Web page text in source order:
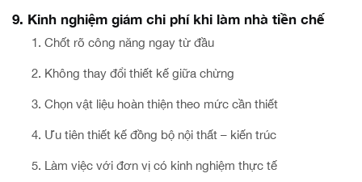
9. Kinh nghiệm giảm chi phí khi làm nhà tiền chế
Chốt rõ công năng ngay từ đầu
Không thay đổi thiết kế giữa chừng
Chọn vật liệu hoàn thiện theo mức cần thiết
Ưu tiên thiết kế đồng bộ nội thất – kiến trúc
Làm việc với đơn vị có kinh nghiệm thực tế